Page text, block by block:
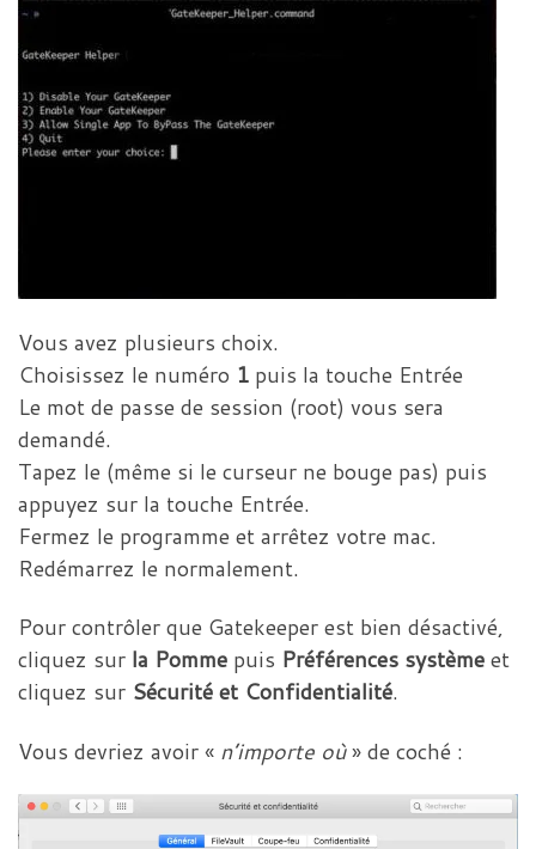
Vous avez plusieurs choix.
Choisissez le numéro 1 puis la touche Entrée
Le mot de passe de session (root) vous sera
demandé.
Tapez le (même si le curseur ne bouge pas) puis
appuyez sur la touche Entrée.
Fermez le programme et arrêtez votre mac.
Redémarrez le normalement.
Pour contrôler que Gatekeeper est bien désactivé,
cliquez sur la Pomme puis Préférences systèmeet
cliquez sur Sécurité et Confidentialité.
Vous devriez avoir « n’importe où» de coché :